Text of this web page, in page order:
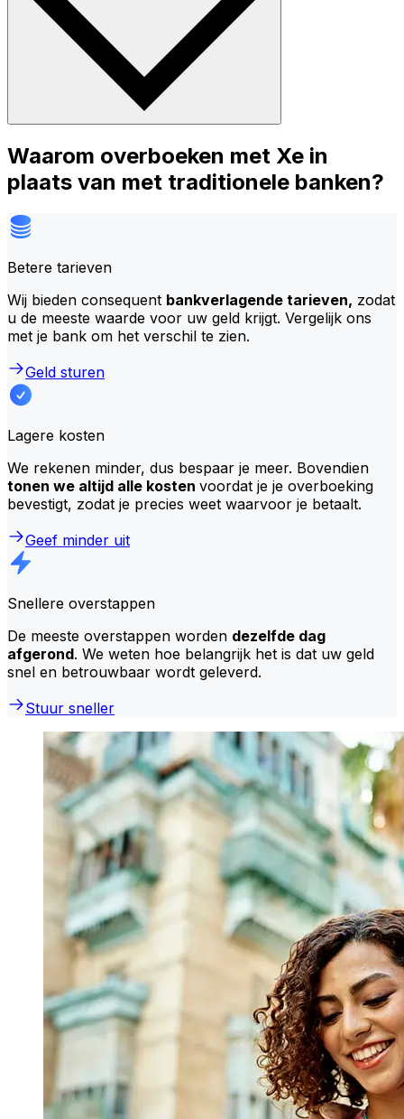
Waarom overboeken met Xe in
plaats van met traditionele banken?
Betere tarieven
Wij bieden consequent bankverlagende tarieven, zodat
u de meeste waarde voor uw geld krijgt. Vergelijk ons
met je bank om het verschil te zien.
Geld sturen
Lagere kosten
We rekenen minder, dus bespaar je meer. Bovendien
tonen we altijd alle kosten voordat je je overboeking
bevestigt, zodat je precies weet waarvoor je betaalt.
Geef minder uit
Snellere overstappen
De meeste overstappen worden dezelfde dag
afgerond. We weten hoe belangrijk het is dat uw geld
snel en betrouwbaar wordt geleverd.
Stuur sneller